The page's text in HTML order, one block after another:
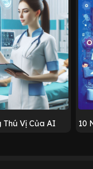
Thú Vị Của AI 10